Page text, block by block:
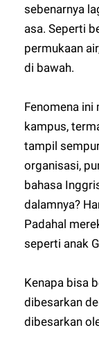
sebenarnya
asa. Seperti
permukaan
di bawah.
Fenomena
kampus,
tampil
organisasi,
bahasa
dalamnya?
Padahal
seperti anak
Kenapa bisa
dibesarkan
dibesarkan